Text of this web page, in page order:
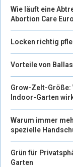
Wie läuft eine
Abortion Care
Locken richtig
Vorteile von
Grow-Zelt-Größe:
Indoor-Garten
Warum immer
spezielle
Grün für
Garten